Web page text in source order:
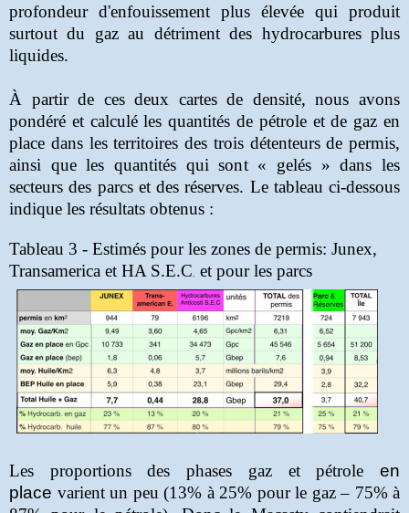
profondeur d'enfouissement plus élevée qui produit
surtout du gaz au détriment des hydrocarbures plus
liquides.
À partir de ces deux cartes de densité, nous avons
pondéré et calculé les quantités de pétrole et de gaz en
place dans les territoires des trois détenteurs de permis,
ainsi que les quantités qui sont « gelés » dans les
secteurs des parcs et des réserves. Le tableau ci-dessous
indique les résultats obtenus :
Tableau 3 - Estimés pour les zones de permis: Junex,
Transamerica et HA S.E.C et pour les parcs
Les proportions des phases gaz et pétrole en
place varient un peu (13% à 25% pour le gaz – 75% à